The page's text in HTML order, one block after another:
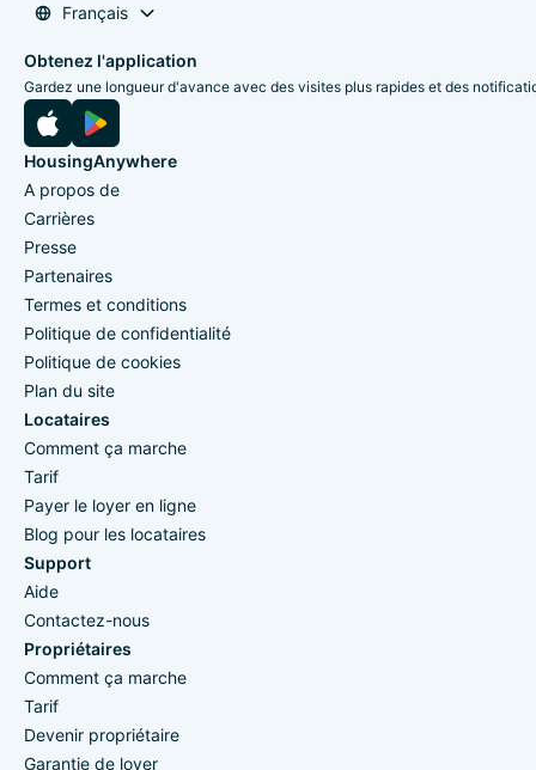
Français
Obtenez l'application
Gardez une longueur d'avance avec des visites plus rapides et des
HousingAnywhere
A propos de
Carrières
Presse
Partenaires
Termes et conditions
Politique de confidentialité
Politique de cookies
Plan du site
Locataires
Comment ça marche
Tarif
Payer le loyer en ligne
Blog pour les locataires
Support
Aide
Contactez-nous
Propriétaires
Comment ça marche
Tarif
Devenir propriétaire
Garantie de loyer